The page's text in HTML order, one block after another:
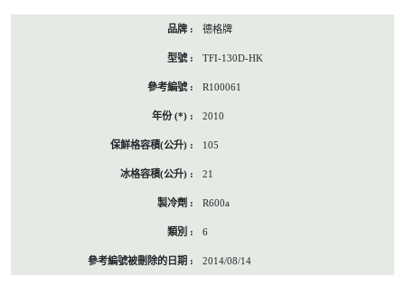
德格牌
TFI-130D-HK
R100061
2010
105
21
R600a
6
2014/08/14